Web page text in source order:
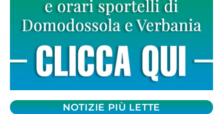
NOTIZIE PIÙ LETTE